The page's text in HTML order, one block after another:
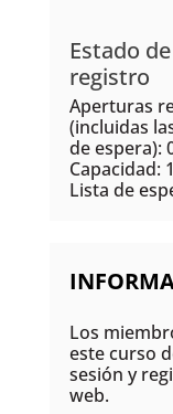
Estado de
registro
Aperturas
(incluidas
de espera):
Capacidad:
Lista de
Los
este curso
sesión y
web.